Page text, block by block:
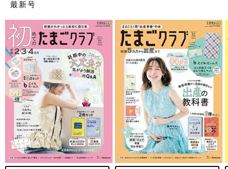
岩倉市
大野レディスクリニック
日進市
産科・婦人科平針北クリニック
レディースクリニックアンジュ
弥富市
最新号